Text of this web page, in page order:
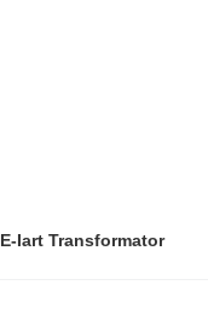
E-Iart Transformator